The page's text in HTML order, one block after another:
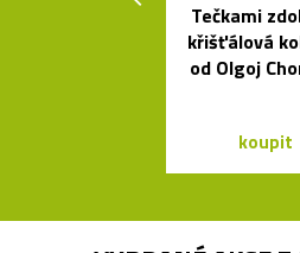
Tečkami
křišťálová
od Olgoj
koupit